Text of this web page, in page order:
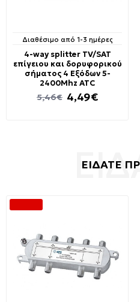
Διαθέσιμο από 1-3 ημέρες
4-way splitter TV/SAT
επίγειου και δορυφορικού
σήματος 4 Εξόδων 5-
2400Mhz ATC
4,49€
5,46€
ΕΙΔΑΤΕ